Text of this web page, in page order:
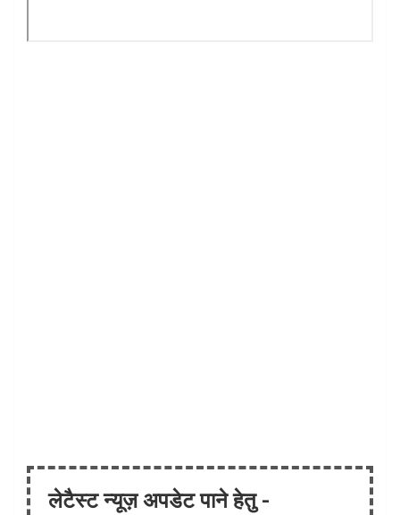
लेटैस्ट न्यूज़ अपडेट पाने हेतु -